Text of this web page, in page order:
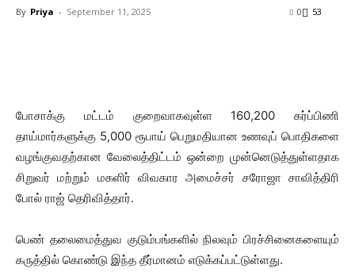
By Priya - September 11, 2025 53
0
போசாக்கு மட்டம் குறைவாகவுள்ள 160,200 கர்ப்பிணி
தாய்மார்களுக்கு 5,000 ரூபாய் பெறுமதியான உணவுப் பொதிகளை
வழங்குவதற்கான வேலைத்திட்டம் ஒன்றை முன்னெடுத்துள்ளதாக
சிறுவர் மற்றும் மகளிர் விவகார அமைச்சர் சரோஜா சாவித்திரி
போல் ராஜ் தெரிவித்தார்.
பெண் தலைமைத்துவ குடும்பங்களில் நிலவும் பிரச்சினைகளையும்
கருத்தில் கொண்டு இந்த தீர்மானம் எடுக்கப்பட்டுள்ளது.